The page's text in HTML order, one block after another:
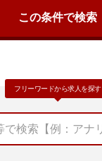
フリーワードから求人を探す